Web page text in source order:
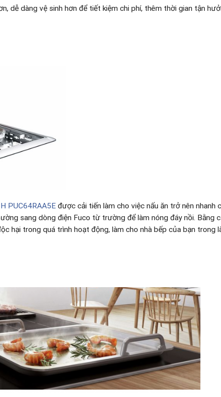
dễ dàng vệ sinh hơn để tiết kiệm chi phí, thêm thời gian tận
PUC64RAA5E được cải tiến làm cho việc nấu ăn trở nên nhanh
sang dòng điện Fuco từ trường để làm nóng đáy nồi. Bằng
hại trong quá trình hoạt động, làm cho nhà bếp của bạn trong